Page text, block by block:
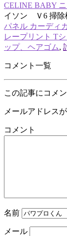
CELINE BABY
イソン Ｖ6 掃除
パネル カーディ
レープリント T
ップ、ヘアゴム,
コメント一覧
この記事にコメ
メールアドレス
コメント
名前
メール